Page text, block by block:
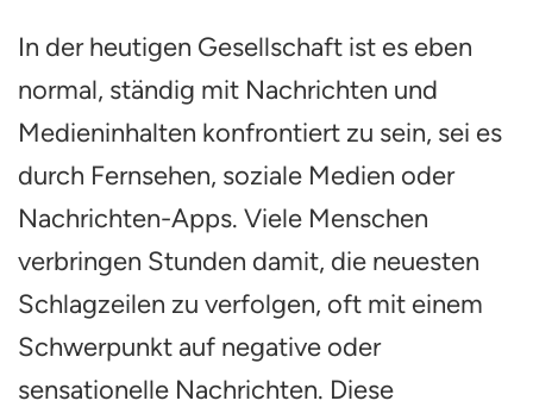
In der heutigen Gesellschaft ist es eben
normal, ständig mit Nachrichten und
Medieninhalten konfrontiert zu sein, sei es
durch Fernsehen, soziale Medien oder
Nachrichten-Apps. Viele Menschen
verbringen Stunden damit, die neuesten
Schlagzeilen zu verfolgen, oft mit einem
Schwerpunkt auf negative oder
sensationelle Nachrichten. Diese